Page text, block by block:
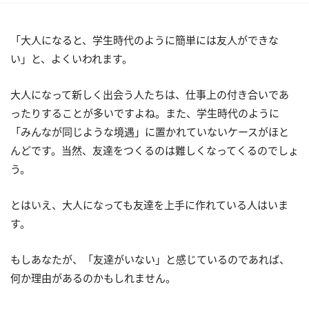
「大人になると、学生時代のように簡単には友人ができな
い」と、よくいわれます。
大人になって新しく出会う人たちは、仕事上の付き合いであ
ったりすることが多いですよね。また、学生時代のように
「みんなが同じような境遇」に置かれていないケースがほと
んどです。当然、友達をつくるのは難しくなってくるのでしょ
う。
とはいえ、大人になっても友達を上手に作れている人はいま
す。
もしあなたが、「友達がいない」と感じているのであれば、
何か理由があるのかもしれません。